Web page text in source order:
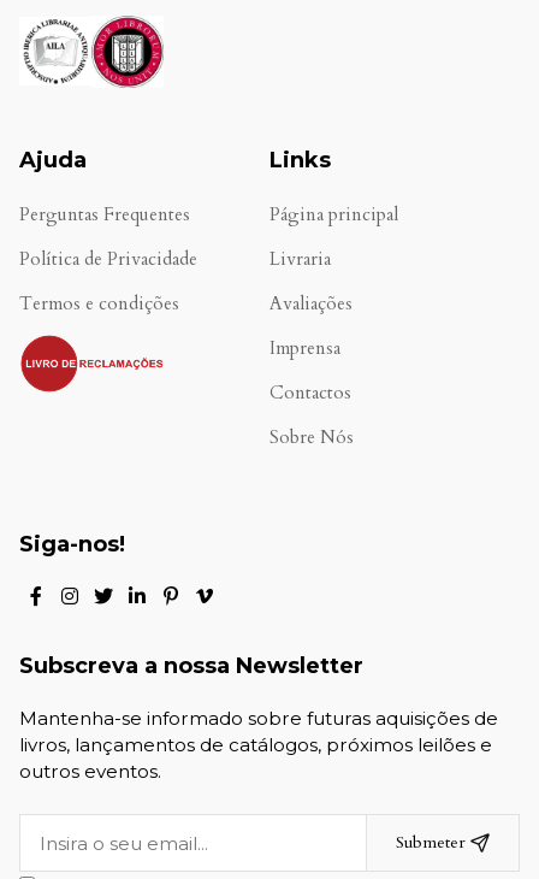
Ajuda
Perguntas Frequentes
Política de Privacidade
Termos e condições
.
Links
Página principal
Livraria
Avaliações
Imprensa
Contactos
Sobre Nós
Siga-nos!
Subscreva a nossa Newsletter
Mantenha-se informado sobre futuras aquisições de
livros, lançamentos de catálogos, próximos leilões e
outros eventos.
Submeter